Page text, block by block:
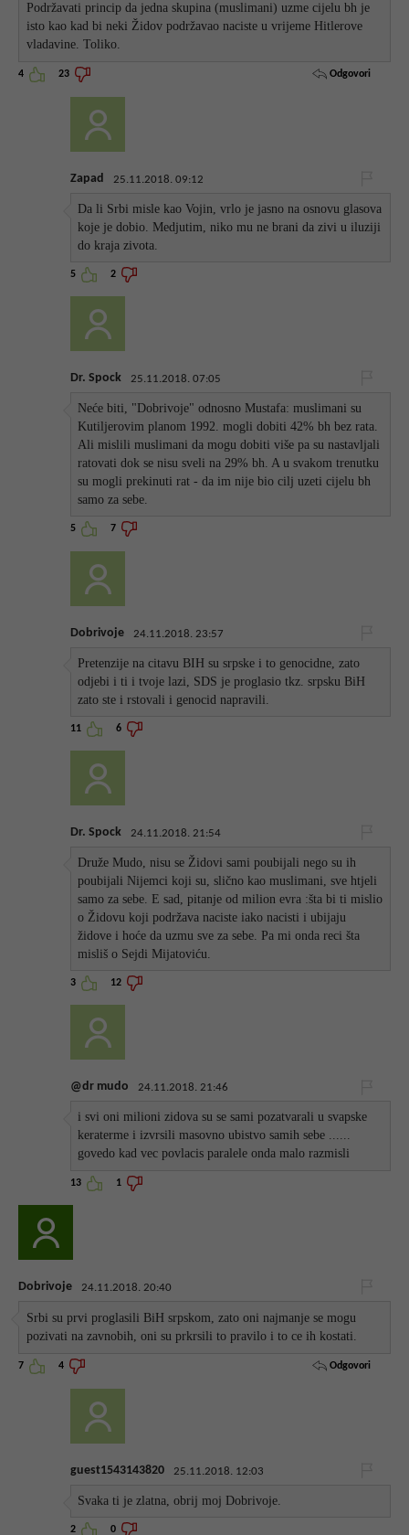
Podržavati princip da jedna skupina (muslimani) uzme cijelu bh je
isto kao kad bi neki Židov podržavao naciste u vrijeme Hitlerove
vladavine. Toliko.
4 23 Odgovori
Zapad 25.11.2018. 09:12
Da li Srbi misle kao Vojin, vrlo je jasno na osnovu glasova
koje je dobio. Medjutim, niko mu ne brani da zivi u iluziji
do kraja zivota.
5 2
Dr. Spock 25.11.2018. 07:05
Neće biti, "Dobrivoje" odnosno Mustafa: muslimani su
Kutiljerovim planom 1992. mogli dobiti 42% bh bez rata.
Ali mislili muslimani da mogu dobiti više pa su nastavljali
ratovati dok se nisu sveli na 29% bh. A u svakom trenutku
su mogli prekinuti rat - da im nije bio cilj uzeti cijelu bh
samo za sebe.
5 7
Dobrivoje 24.11.2018. 23:57
Pretenzije na citavu BIH su srpske i to genocidne, zato
odjebi i ti i tvoje lazi, SDS je proglasio tkz. srpsku BiH
zato ste i rstovali i genocid napravili.
11 6
Dr. Spock 24.11.2018. 21:54
Druže Mudo, nisu se Židovi sami poubijali nego su ih
poubijali Nijemci koji su, slično kao muslimani, sve htjeli
samo za sebe. E sad, pitanje od milion evra :šta bi ti mislio
o Židovu koji podržava naciste iako nacisti i ubijaju
židove i hoće da uzmu sve za sebe. Pa mi onda reci šta
misliš o Sejdi Mijatoviću.
3 12
@dr mudo 24.11.2018. 21:46
i svi oni milioni zidova su se sami pozatvarali u svapske
keraterme i izvrsili masovno ubistvo samih sebe ......
govedo kad vec povlacis paralele onda malo razmisli
13 1
Dobrivoje 24.11.2018. 20:40
Srbi su prvi proglasili BiH srpskom, zato oni najmanje se mogu
pozivati na zavnobih, oni su prkrsili to pravilo i to ce ih kostati.
7 4 Odgovori
guest1543143820 25.11.2018. 12:03
Svaka ti je zlatna, obrij moj Dobrivoje.
2 0